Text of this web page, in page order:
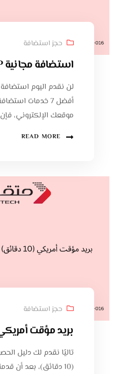
حجز استضافة
استضافة مجانية PHP (أفضل 7)
موقعك الإلكتروني،
READ MORE
حجز استضافة
بريد مؤقت أمريكي (10
تاليًا نقدم لك دليل
(10 دقائق)، بعد أن